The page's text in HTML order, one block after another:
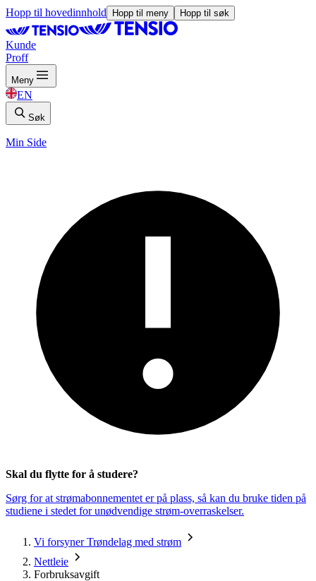
Hopp til hovedinnhold Hopp til meny Hopp til søk
Kunde
Proff
Meny
EN
Søk
Min Side
Skal du flytte for å studere?
Sørg for at strømabonnementet er på plass, så kan du bruke tiden på
studiene i stedet for unødvendige strøm-overraskelser.
Vi forsyner Trøndelag med strøm
Nettleie
Forbruksavgift